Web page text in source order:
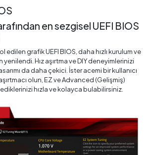
en sezgisel UEFI BIOS
edilen grafik UEFI BIOS, daha hızlı kurulum ve
Hız aşırtma ve DIY deneyimlerinizi
da daha çekici. İster acemi bir kullanıcı
olun, EZ ve Advanced (Gelişmiş)
hızla ve kolayca bulabilirsiniz.